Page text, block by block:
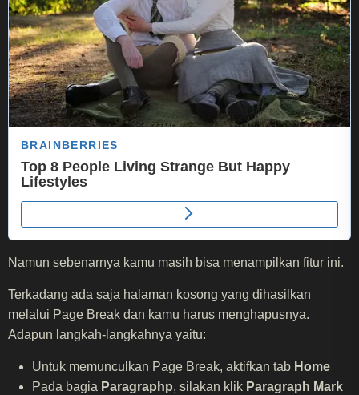
Namun sebenarnya kamu masih bisa menampilkan fitur ini.
Terkadang ada saja halaman kosong yang dihasilkan
melalui Page Break dan kamu harus menghapusnya.
Adapun langkah-langkahnya yaitu:
Untuk memunculkan Page Break, aktifkan tab Home
Pada bagia Paragraphp, silakan klik Paragraph Mark